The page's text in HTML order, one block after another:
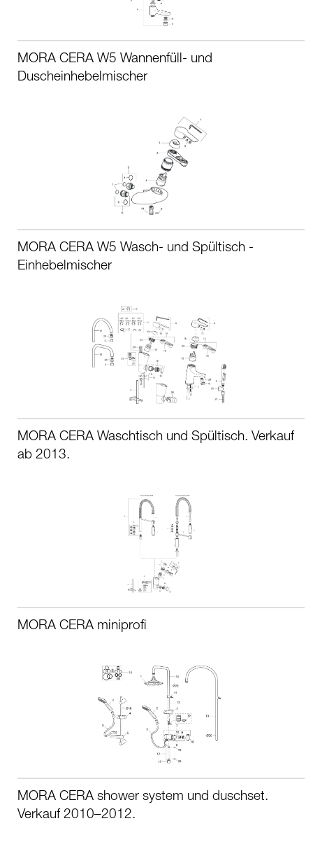
MORA CERA W5 Wannenfüll- und
Duscheinhebelmischer
MORA CERA W5 Wasch- und Spültisch -
Einhebelmischer
MORA CERA Waschtisch und Spültisch. Verkauf
ab 2013.
MORA CERA miniprofi
MORA CERA shower system und duschset.
Verkauf 2010–2012.